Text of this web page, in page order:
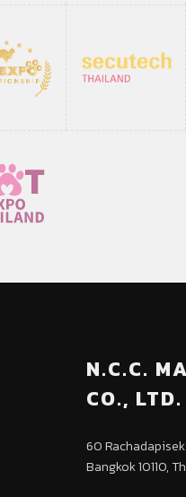
N.C.C.
CO., LTD.
60
Bangkok 10110,